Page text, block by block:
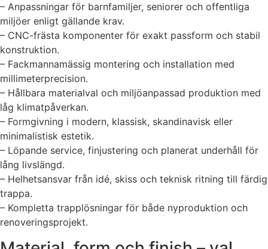
– Anpassningar för barnfamiljer, seniorer och offentliga
miljöer enligt gällande krav.
– CNC-frästa komponenter för exakt passform och stabil
konstruktion.
– Fackmannamässig montering och installation med
millimeterprecision.
– Hållbara materialval och miljöanpassad produktion med
låg klimatpåverkan.
– Formgivning i modern, klassisk, skandinavisk eller
minimalistisk estetik.
– Löpande service, finjustering och planerat underhåll för
lång livslängd.
– Helhetsansvar från idé, skiss och teknisk ritning till färdig
trappa.
– Kompletta trapplösningar för både nyproduktion och
renoveringsprojekt.